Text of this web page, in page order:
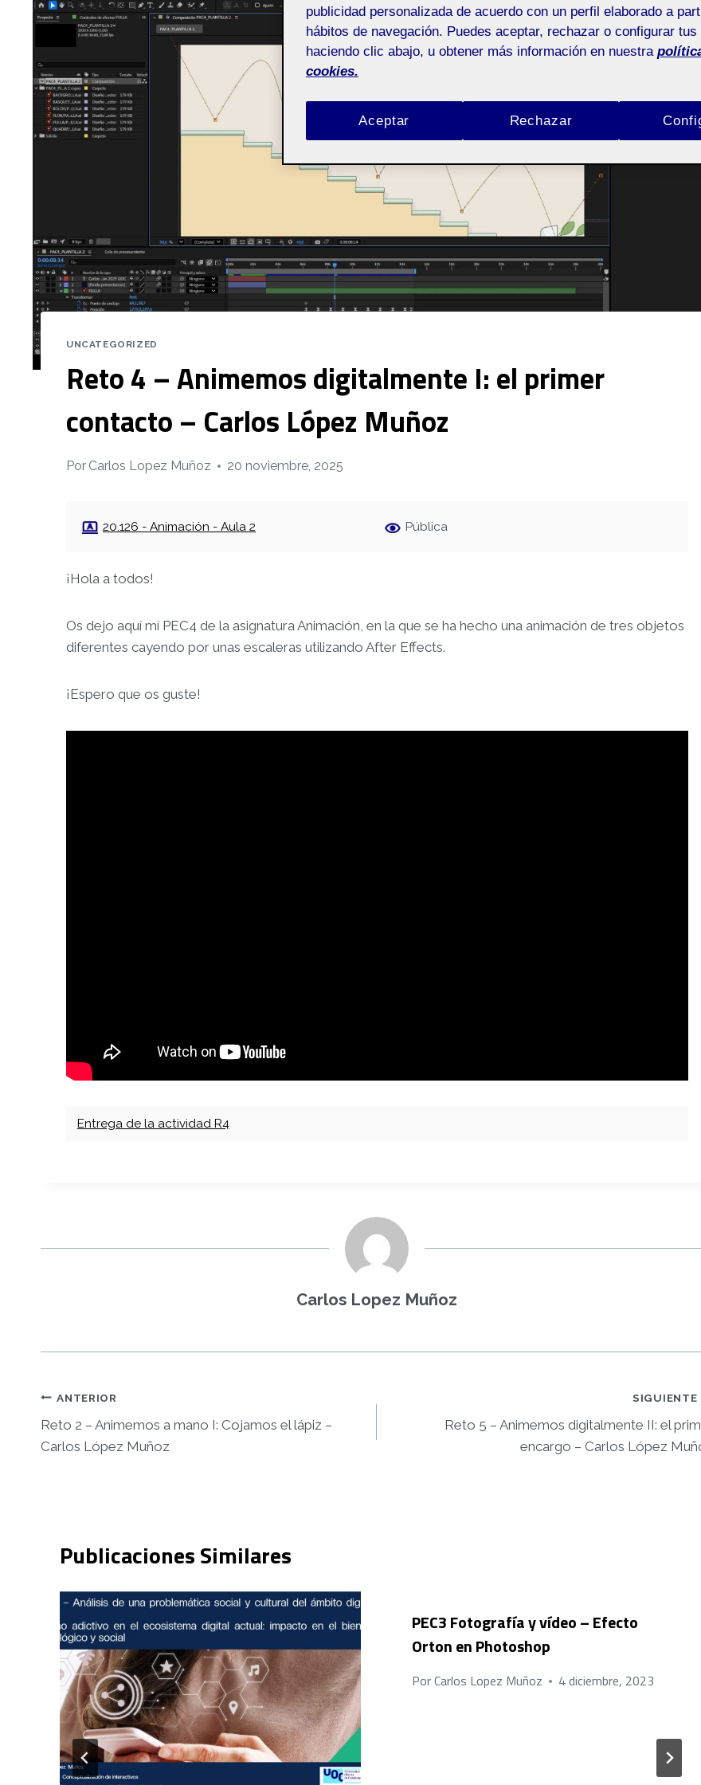
UNCATEGORIZED
Reto 4 – Animemos digitalmente I: el primer
contacto – Carlos López Muñoz
Por Carlos Lopez Muñoz 20 noviembre, 2025
20.126 - Animación - Aula 2 Pública
¡Hola a todos!
Os dejo aquí mí PEC4 de la asignatura Animación, en la que se ha hecho una animación de tres objetos
diferentes cayendo por unas escaleras utilizando After Effects.
¡Espero que os guste!
Entrega de la actividad R4
Carlos Lopez Muñoz
Navegación
de
ANTERIOR
Reto 2 – Animemos a mano I: Cojamos el lápiz –
Carlos López Muñoz
SIGUIENTE
Reto 5 – Animemos digitalmente II: el
encargo – Carlos López
Publicaciones Similares
PEC3 Fotografía y vídeo – Efecto
Orton en Photoshop
PorCarlos Lopez Muñoz 4 diciembre, 2023
publicidad personalizada de acuerdo con un perfil elaborado a
hábitos de navegación. Puedes aceptar, rechazar o configurar
haciendo clic abajo, u obtener más información en nuestra
cookies.
Rechazar
Aceptar